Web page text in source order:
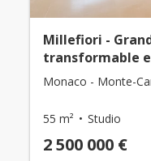
Millefiori -
transformable
Monaco - Monte-
55 m² Studio
2 500 000 €